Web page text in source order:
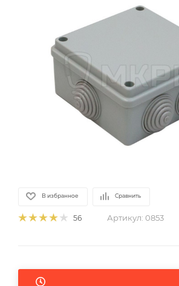
В избранное Сравнить
56 Артикул: 0853